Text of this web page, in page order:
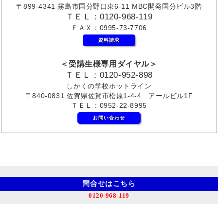
〒899-4341 霧島市国分野口東6-11 MBC開発国分ビル3階
ＴＥＬ：0120-968-119
ＦＡＸ：0995-73-7706
資料請求
＜受講生様専用ダイヤル＞
ＴＥＬ：0120-952-898
しかくの学校ホットライン
〒840-0831 佐賀県佐賀市松原1-4-4 アールビル1F
ＴＥＬ：0952-22-8995
お問い合わせ
問合せはこちら
0120-968-119